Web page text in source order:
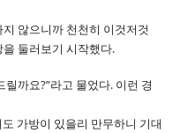
않으니까 천천히 이것저것
둘러보기 시작했다.
까요?”라고 물었다. 이런 경
가방이 있을리 만무하니 기대